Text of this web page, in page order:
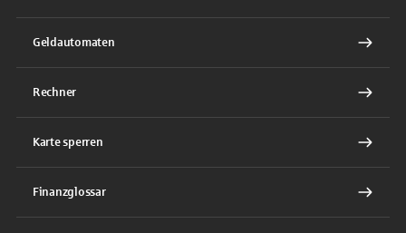
Geldautomaten
Rechner
Karte sperren
Finanzglossar